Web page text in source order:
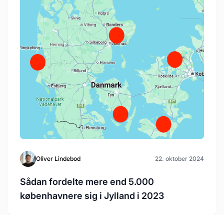
Oliver Lindebod 22. oktober 2024
Sådan fordelte mere end 5.000
københavnere sig i Jylland i 2023